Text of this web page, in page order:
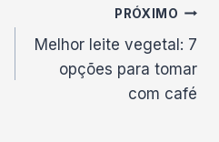
PRÓXIMO
Melhor leite vegetal: 7
opções para tomar
com café